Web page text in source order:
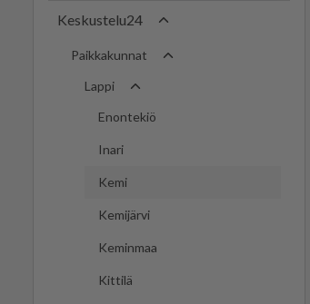
Keskustelu24
Paikkakunnat
Lappi
Enontekiö
Inari
Kemi
Kemijärvi
Keminmaa
Kittilä